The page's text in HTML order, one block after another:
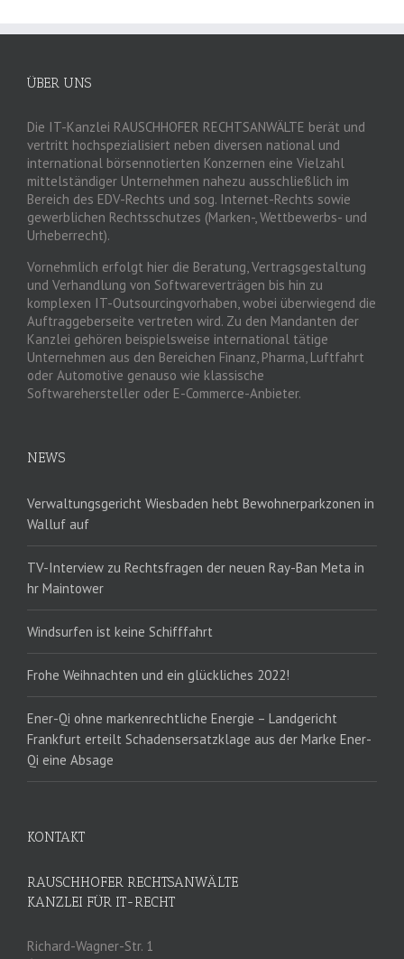
ÜBER UNS
Die IT-Kanzlei RAUSCHHOFER RECHTSANWÄLTE berät und
vertritt hochspezialisiert neben diversen national und
international börsennotierten Konzernen eine Vielzahl
mittelständiger Unternehmen nahezu ausschließlich im
Bereich des EDV-Rechts und sog. Internet-Rechts sowie
gewerblichen Rechtsschutzes (Marken-, Wettbewerbs- und
Urheberrecht).
Vornehmlich erfolgt hier die Beratung, Vertragsgestaltung
und Verhandlung von Softwareverträgen bis hin zu
komplexen IT-Outsourcingvorhaben, wobei überwiegend die
Auftraggeberseite vertreten wird. Zu den Mandanten der
Kanzlei gehören beispielsweise international tätige
Unternehmen aus den Bereichen Finanz, Pharma, Luftfahrt
oder Automotive genauso wie klassische
Softwarehersteller oder E-Commerce-Anbieter.
NEWS
Verwaltungsgericht Wiesbaden hebt Bewohnerparkzonen in
Walluf auf
TV-Interview zu Rechtsfragen der neuen Ray-Ban Meta in
hr Maintower
Windsurfen ist keine Schifffahrt
Frohe Weihnachten und ein glückliches 2022!
Ener-Qi ohne markenrechtliche Energie – Landgericht
Frankfurt erteilt Schadensersatzklage aus der Marke Ener-
Qi eine Absage
KONTAKT
RAUSCHHOFER RECHTSANWÄLTE
KANZLEI FÜR IT-RECHT
Richard-Wagner-Str. 1